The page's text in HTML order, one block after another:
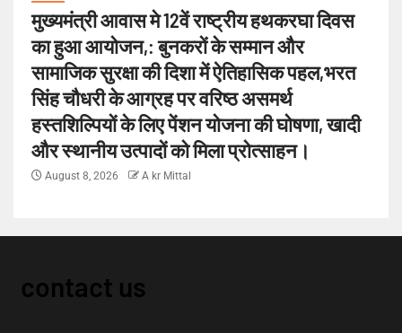
मुख्यमंत्री आवास मे 12वें राष्ट्रीय हथकरघा दिवस
का हुआ आयोजन,: बुनकरों के सम्मान और
सामाजिक सुरक्षा की दिशा में ऐतिहासिक पहल,भरत
सिंह चौधरी के आग्रह पर वरिष्ठ असमर्थ
हस्तशिल्पियों के लिए पेंशन योजना की घोषणा, खादी
और स्थानीय उत्पादों को मिला प्रोत्साहन।
August 8, 2026 A kr Mittal
contact us